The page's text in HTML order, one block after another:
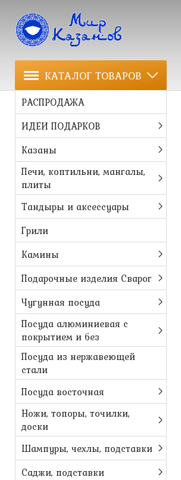
КАТАЛОГ ТОВАРОВ
РАСПРОДАЖА
ИДЕИ ПОДАРКОВ
Казаны
Печи, коптильни, мангалы,
плиты
Тандыры и аксессуары
Грили
Камины
Подарочные изделия Сварог
Чугунная посуда
Посуда алюминиевая с
покрытием и без
Посуда из нержавеющей
стали
Посуда восточная
Ножи, топоры, точилки,
доски
Шампуры, чехлы, подставки
Саджи, подставки